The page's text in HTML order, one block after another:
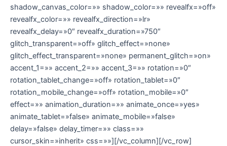
shadow_canvas_color=»» shadow_color=»» revealfx=»off»
revealfx_color=»» revealfx_direction=»lr»
revealfx_delay=»0″ revealfx_duration=»750″
glitch_transparent=»off» glitch_effect=»none»
glitch_effect_transparent=»none» permanent_glitch=»on»
accent_1=»» accent_2=»» accent_3=»» rotation=»0″
rotation_tablet_change=»off» rotation_tablet=»0″
rotation_mobile_change=»off» rotation_mobile=»0″
effect=»» animation_duration=»» animate_once=»yes»
animate_tablet=»false» animate_mobile=»false»
delay=»false» delay_timer=»» class=»»
cursor_skin=»inherit» css=»»][/vc_column][/vc_row]